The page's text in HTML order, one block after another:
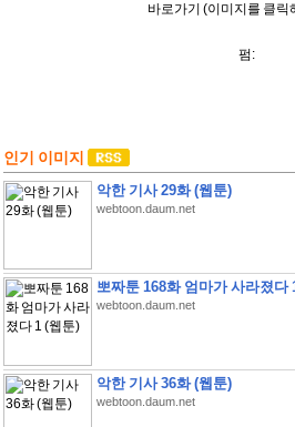
바로가기 (이미지를 클릭
펌:
인기 이미지
악한 기사 29화 (웹툰)
webtoon.daum.net
뽀짜툰 168화 엄마가 사라졌다
webtoon.daum.net
악한 기사 36화 (웹툰)
webtoon.daum.net